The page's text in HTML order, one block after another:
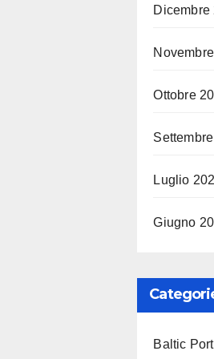
Dicembre
Ottobre
Luglio
Giugno
Baltic